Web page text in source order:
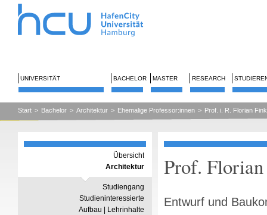
UNIVERSITÄT BACHELOR MASTER RESEARCH
Start > Bachelor > Architektur > Ehemalige Professor:innen > Prof. i. R. Florian Fink
Übersicht
Architektur
Studiengang
Studieninteressierte
Aufbau | Lehrinhalte
Prof.
Entwurf und